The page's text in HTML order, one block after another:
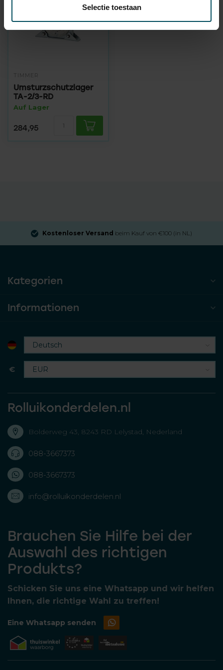
Selectie toestaan
TIMMER
Umsturzschutzlager
TA-2/3-RD
Auf Lager
284,95
Kostenloser Versand beim Kauf von €100 (in NL)
Kategorien
Informationen
€
Rolluikonderdelen.nl
Bolderweg 43, 8243 RD Lelystad, Nederland
088-3667373
088-3667373
info@rolluikonderdelen.nl
Brauchen Sie Hilfe bei der
Auswahl des richtigen
Produkts?
Schicken Sie uns eine Whatsapp und wir helfen
Ihnen, die richtige Wahl zu treffen!
Eine Whatsapp senden